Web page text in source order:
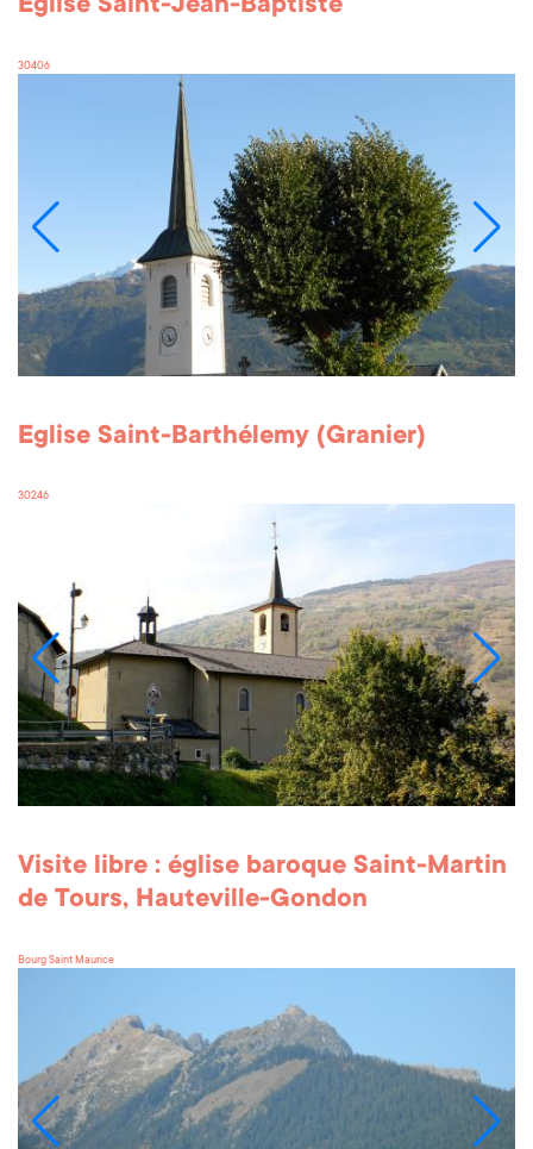
Eglise Saint-Jean-Baptiste
30406
Eglise Saint-Barthélemy (Granier)
30246
Visite libre : église baroque Saint-Martin
de Tours, Hauteville-Gondon
Bourg Saint Maurice